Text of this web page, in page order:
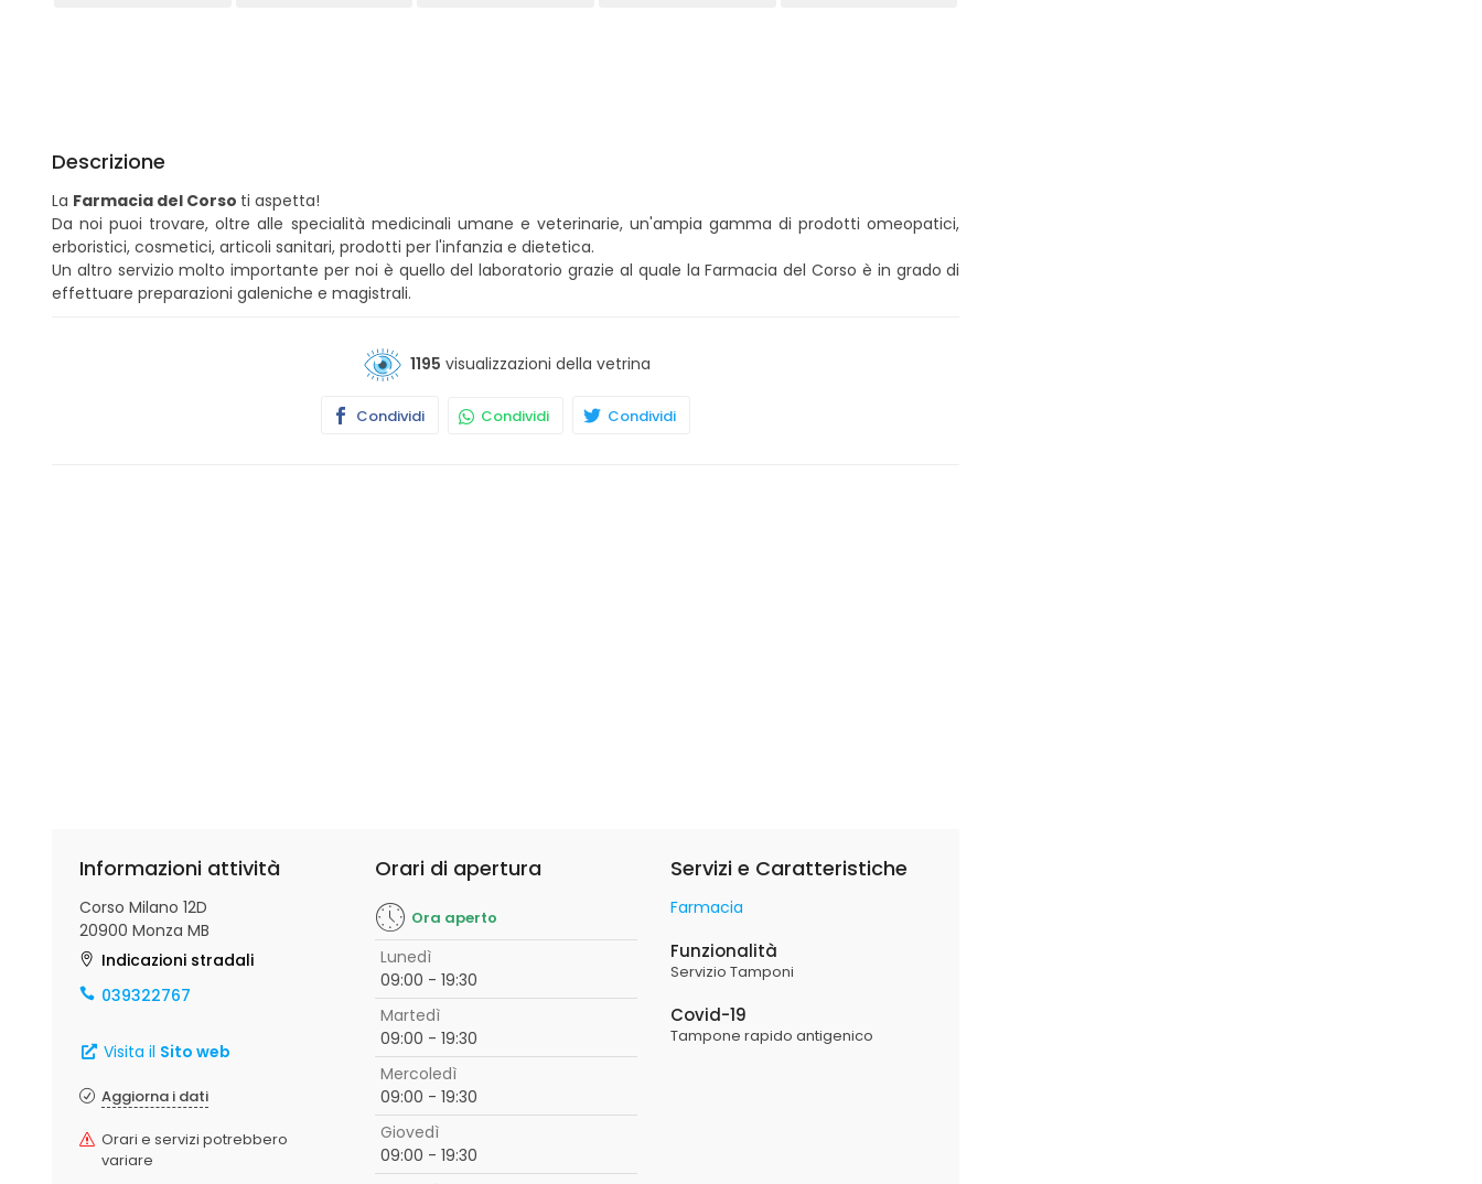
Descrizione
La Farmacia del Corso ti aspetta!
Da noi puoi trovare, oltre alle specialità medicinali umane e veterinarie, un'ampia gamma di prodotti omeopatici,
erboristici, cosmetici, articoli sanitari, prodotti per l'infanzia e dietetica.
Un altro servizio molto importante per noi è quello del laboratorio grazie al quale la Farmacia del Corso è in grado di
effettuare preparazioni galeniche e magistrali.
1195 visualizzazioni della vetrina
Condividi Condividi Condividi
Informazioni attività
Corso Milano 12D
20900 Monza MB
Indicazioni stradali
039322767
Visita il Sito web
Aggiorna i dati
Orari e servizi potrebbero
variare
Orari di apertura
Ora aperto
Lunedì
09:00 - 19:30
Martedì
09:00 - 19:30
Mercoledì
09:00 - 19:30
Giovedì
09:00 - 19:30
Servizi e Caratteristiche
Farmacia
Funzionalità
Servizio Tamponi
Covid-19
Tampone rapido antigenico